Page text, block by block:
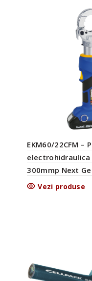
EKM60/22CFM –
electrohidraulica
300mmp Next
Vezi produse